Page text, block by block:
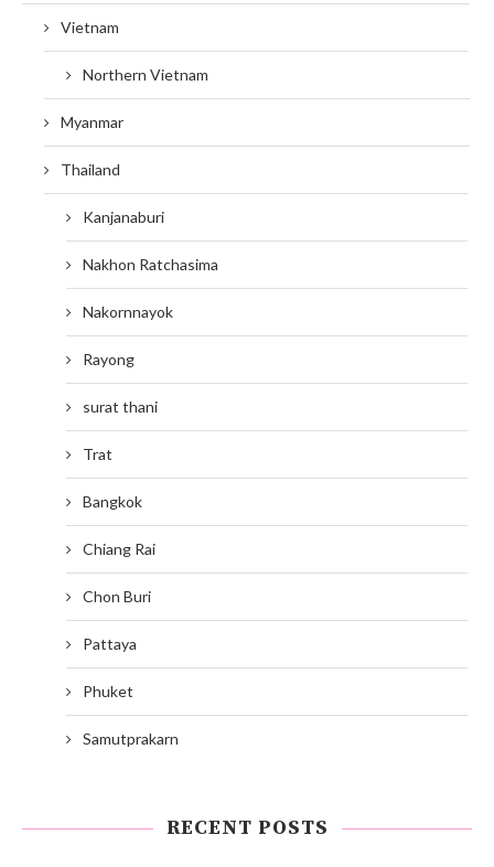
Vietnam
Northern Vietnam
Myanmar
Thailand
Kanjanaburi
Nakhon Ratchasima
Nakornnayok
Rayong
surat thani
Trat
Bangkok
Chiang Rai
Chon Buri
Pattaya
Phuket
Samutprakarn
RECENT POSTS